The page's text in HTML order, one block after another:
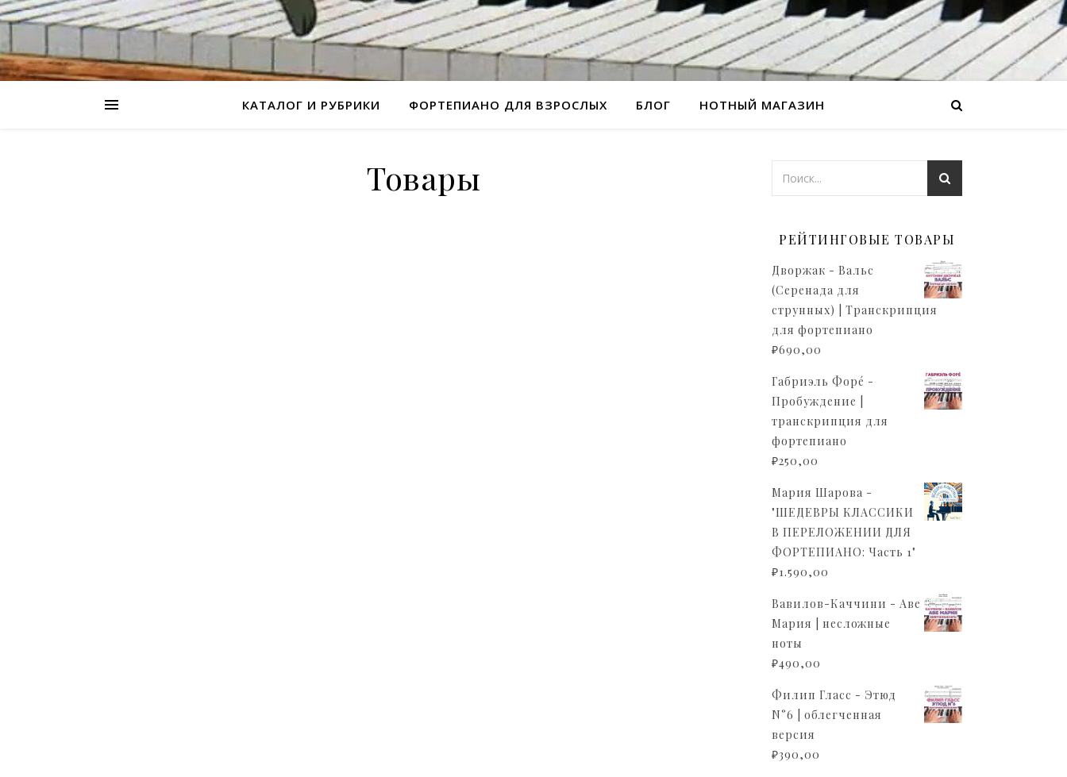
КАТАЛОГ И РУБРИКИ ФОРТЕПИАНО ДЛЯ ВЗРОСЛЫХ БЛОГ НОТНЫЙ МАГАЗИН
Товары
РЕЙТИНГОВЫЕ ТОВАРЫ
Дворжак - Вальс
(Серенада для
струнных) | Транскрипция
для фортепиано
₽690,00
Габриэль Форé -
Пробуждение |
транскрипция для
фортепиано
₽250,00
Мария Шарова -
"ШЕДЕВРЫ КЛАССИКИ
В ПЕРЕЛОЖЕНИИ ДЛЯ
ФОРТЕПИАНО: Часть 1"
₽1.590,00
Вавилов-Каччини - Аве
Мария | несложные
ноты
₽490,00
Филип Гласс - Этюд
N°6 | облегченная
версия
₽390,00